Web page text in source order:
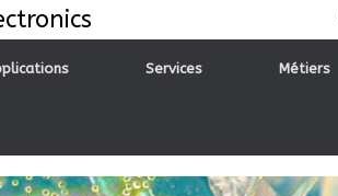
Services Métiers